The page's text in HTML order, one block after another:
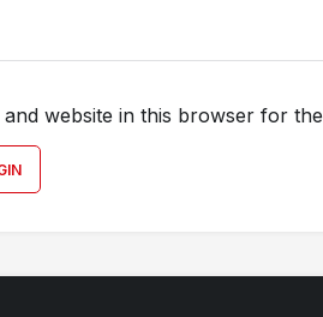
and website in this browser for